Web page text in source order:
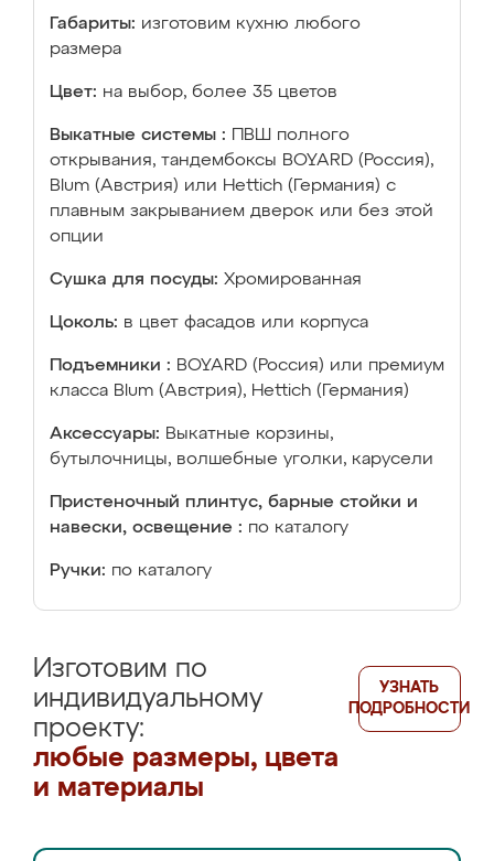
Габариты: изготовим кухню любого
размера
Цвет: на выбор, более 35 цветов
Выкатные системы :
ПВШ полного
открывания, тандембоксы BOYARD (Россия),
Blum (Австрия) или Hettich (Германия) с
плавным закрыванием дверок или без этой
опции
Сушка для посуды: Хромированная
Цоколь: в цвет фасадов или корпуса
Подъемники : BOYARD (Россия) или премиум
класса Blum (Австрия), Hettich (Германия)
Аксессуары: Выкатные корзины,
бутылочницы, волшебные уголки, карусели
Пристеночный плинтус, барные стойки и
навески, освещение : по каталогу
Ручки: по каталогу
Изготовим по
индивидуальному
проекту:
любые размеры, цвета
и материалы
УЗНАТЬ
ПОДРОБНОСТИ